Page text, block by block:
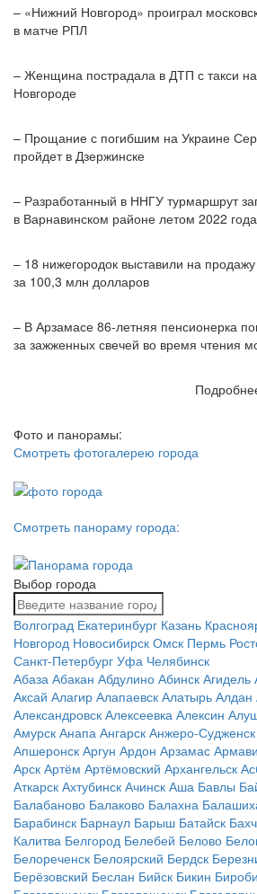
– «Нижний Новгород» проиграл
в матче РПЛ
– Женщина пострадала в ДТП с такси
Новгороде
– Прощание с погибшим на Украине
пройдет в Дзержинске
– Разработанный в ННГУ турмаршрут
в Варнавинском районе летом 2022 года
– 18 нижегородок выставили на продажу
за 100,3 млн долларов
– В Арзамасе 86-летняя пенсионерка
за зажженных свечей во время чтения
Фото и панорамы:
Смотреть фотогалерею города
Смотреть панораму города:
Выбор города
Волгоград Екатеринбург Казань
Новгород Новосибирск Омск Пермь
Санкт-Петербург Уфа Челябинск
Абаза Абакан Абдулино Абинск Агидель
Аксай Алагир Алапаевск Алатырь Алдан
Александровск Алексеевка Алексин
Амурск Анапа Ангарск Анжеро-Судженск
Апшеронск Аргун Ардон Арзамас
Арск Артём Артёмовский Архангельск
Аткарск Ахтубинск Ачинск Аша Бавлы
Балабаново Балаково Балахна
Барабинск Барнаул Барыш Батайск
Калитва Белгород Белебей Белово
Белореченск Белоярский Бердск
Берёзовский Беслан Бийск Бикин